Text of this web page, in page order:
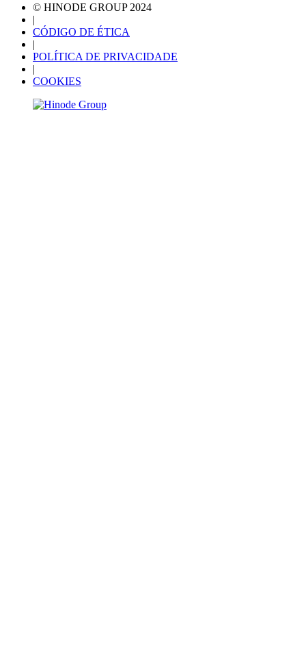
© HINODE GROUP 2024
|
CÓDIGO DE ÉTICA
|
POLÍTICA DE PRIVACIDADE
|
COOKIES